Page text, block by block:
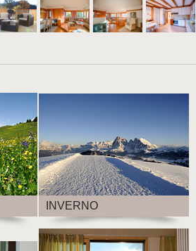
INVERNO